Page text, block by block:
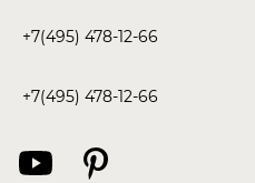
+7(495) 478-12-66
+7(495) 478-12-66